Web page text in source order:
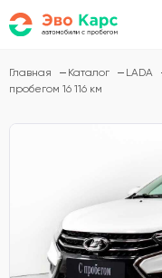
Главная Каталог LADA
пробегом 16 116 км